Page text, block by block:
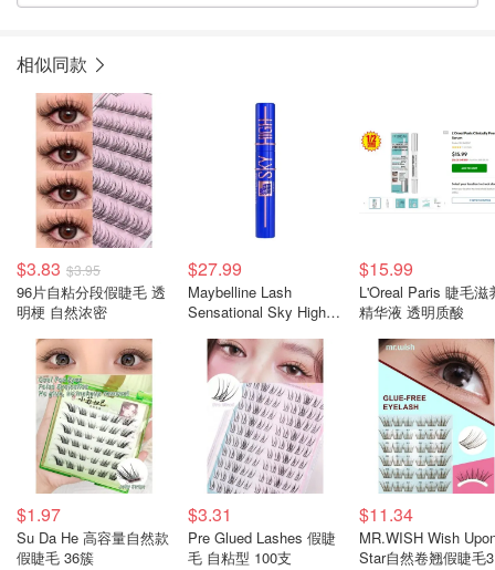
相似同款
$3.83 $3.95
96片自粘分段假睫毛 透
明梗 自然浓密
$27.99
Maybelline Lash
Sensational Sky High
$15.99
L'Oreal Paris 睫毛滋
精华液 透明质酸
$1.97
Su Da He 高容量自然款
假睫毛 36簇
$3.31
Pre Glued Lashes 假睫
毛 自粘型 100支
$11.34
MR.WISH Wish
Star自然卷翘假睫毛